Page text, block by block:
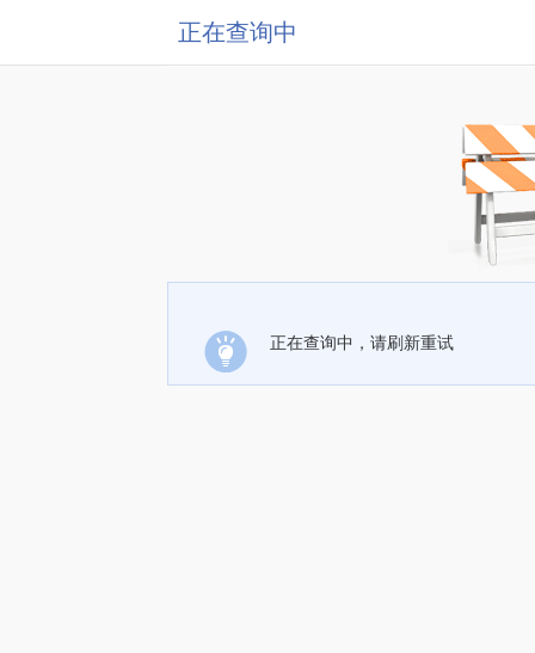
正在查询中
正在查询中，请刷新重试